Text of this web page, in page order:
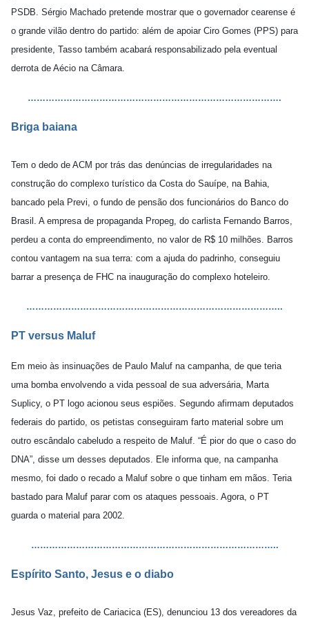
PSDB. Sérgio Machado pretende mostrar que o governador cearense é
o grande vilão dentro do partido: além de apoiar Ciro Gomes (PPS) para
presidente, Tasso também acabará responsabilizado pela eventual
derrota de Aécio na Câmara.
………………………………………………………………………….
Briga baiana
Tem o dedo de ACM por trás das denúncias de irregularidades na
construção do complexo turístico da Costa do Sauípe, na Bahia,
bancado pela Previ, o fundo de pensão dos funcionários do Banco do
Brasil. A empresa de propaganda Propeg, do carlista Fernando Barros,
perdeu a conta do empreendimento, no valor de R$ 10 milhões. Barros
contou vantagem na sua terra: com a ajuda do padrinho, conseguiu
barrar a presença de FHC na inauguração do complexo hoteleiro.
…………………………………………………………………………..
PT versus Maluf
Em meio às insinuações de Paulo Maluf na campanha, de que teria
uma bomba envolvendo a vida pessoal de sua adversária, Marta
Suplicy, o PT logo acionou seus espiões. Segundo afirmam deputados
federais do partido, os petistas conseguiram farto material sobre um
outro escândalo cabeludo a respeito de Maluf. “É pior do que o caso do
DNA”, disse um desses deputados. Ele informa que, na campanha
mesmo, foi dado o recado a Maluf sobre o que tinham em mãos. Teria
bastado para Maluf parar com os ataques pessoais. Agora, o PT
guarda o material para 2002.
………………………………………………………………………..
Espírito Santo, Jesus e o diabo
Jesus Vaz, prefeito de Cariacica (ES), denunciou 13 dos vereadores da